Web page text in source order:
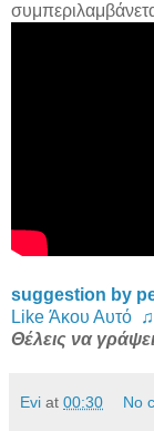
suggestion by
Like Άκου Αυτό
Θέλεις να
Evi at 00:30 No